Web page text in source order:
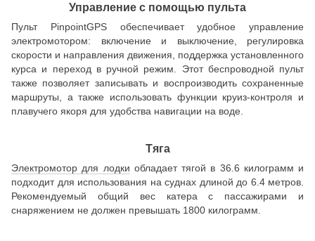
Управление с помощью пульта
Пульт PinpointGPS обеспечивает удобное управление
электромотором: включение и выключение, регулировка
скорости и направления движения, поддержка установленного
курса и переход в ручной режим. Этот беспроводной пульт
также позволяет записывать и воспроизводить сохраненные
маршруты, а также использовать функции круиз-контроля и
плавучего якоря для удобства навигации на воде.
Тяга
Электромотор для лодки обладает тягой в 36.6 килограмм и
подходит для использования на суднах длиной до 6.4 метров.
Рекомендуемый общий вес катера с пассажирами и
снаряжением не должен превышать 1800 килограмм.